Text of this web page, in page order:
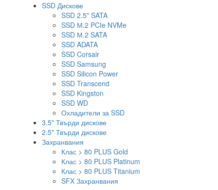
SSD Дискове
SSD 2.5" SATA
SSD М.2 PCIe NVMe
SSD М.2 SATA
SSD ADATA
SSD Corsair
SSD Samsung
SSD Silicon Power
SSD Transcend
SSD Kingston
SSD WD
Охладители за SSD
3.5" Твърди дискове
2.5" Твърди дискове
Захранвания
Клас > 80 PLUS Gold
Клас > 80 PLUS Platinum
Клас > 80 PLUS Titanium
SFX Захранвания